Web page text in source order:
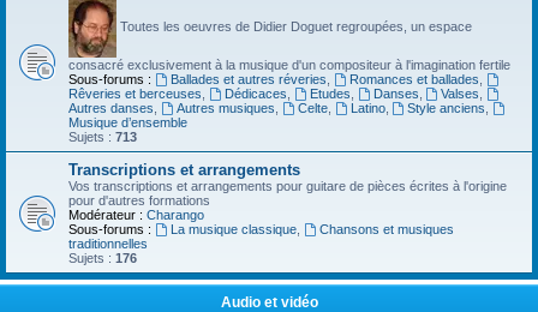
Toutes les oeuvres de Didier Doguet regroupées, un espace
consacré exclusivement à la musique d'un compositeur à l'imagination fertile
Sous-forums :
Ballades et autres réveries Romances et ballades
Rêveries et berceuses
Dédicaces Etudes Danses Valses
Autres danses
Autres musiques Celte, Latino, Style anciens
Musique d’ensemble
Sujets : 713
Transcriptions et arrangements
Vos transcriptions et arrangements pour guitare de pièces écrites à l'origine
pour d'autres formations
Modérateur : Charango
Sous-forums :
La musique classique,
Chansons et musiques
traditionnelles
Sujets : 176
Audio et vidéo